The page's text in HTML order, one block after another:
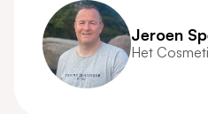
Jeroen
Het